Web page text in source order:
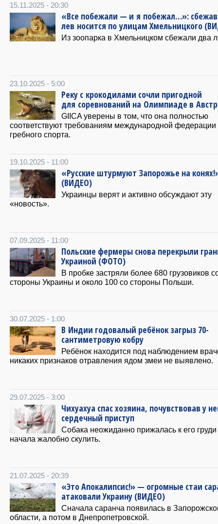
15.11.2025 - 20:30
«Все побежали — и я побежал…»:
лев носится по улицам Хмельницкого
Из зоопарка в Хмельницком сбежали два
23.10.2025 - 5:00
Реку с крокодилами сочли пригодной
для соревнований на Олимпиаде в
GIICA уверены в том, что она полностью
соответствуют требованиям международной федерации
гребного спорта.
19.10.2025 - 11:00
«Русские штурмуют Запорожье на
(ВИДЕО)
Украинцы верят и активно обсуждают эту
«новость».
07.09.2025 - 11:00
Польские фермеры снова перекрыли
Украиной (ФОТО)
В пробке застряли более 680 грузовиков
стороны Украины и около 100 со стороны Польши.
30.07.2025 - 1:00
В Индии годовалый ребёнок загрыз 70-
сантиметровую кобру
Ребёнок находится под наблюдением
никаких признаков отравления ядом змеи не выявлено.
29.07.2025 - 3:00
Чихуахуа спас хозяина, почувствовав у
сердечный приступ
Собака неожиданно прижалась к его груди
начала жалобно скулить.
21.07.2025 - 20:39
«Это Апокалипсис!» — огромные стаи
атаковали Украину (ВИДЕО)
Сначала саранча появилась в
области, а потом в Днепропетровской.